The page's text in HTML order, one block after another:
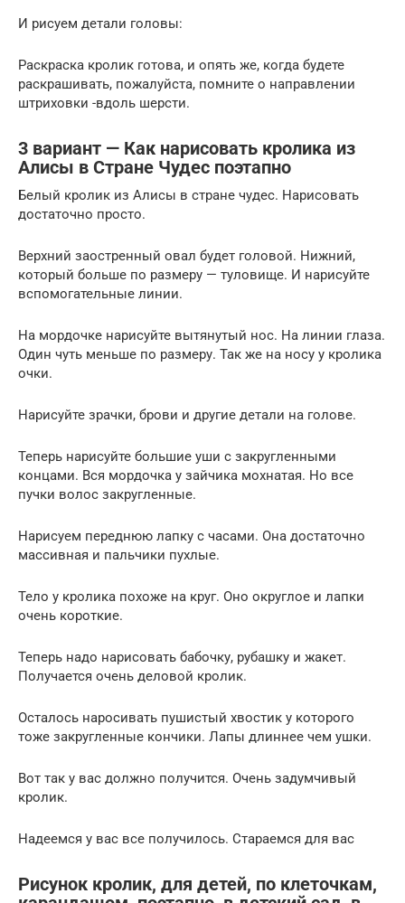
И рисуем детали головы:
Раскраска кролик готова, и опять же, когда будете
раскрашивать, пожалуйста, помните о направлении
штриховки -вдоль шерсти.
3 вариант — Как нарисовать кролика из
Алисы в Стране Чудес поэтапно
Белый кролик из Алисы в стране чудес. Нарисовать
достаточно просто.
Верхний заостренный овал будет головой. Нижний,
который больше по размеру — туловище. И нарисуйте
вспомогательные линии.
На мордочке нарисуйте вытянутый нос. На линии глаза.
Один чуть меньше по размеру. Так же на носу у кролика
очки.
Нарисуйте зрачки, брови и другие детали на голове.
Теперь нарисуйте большие уши с закругленными
концами. Вся мордочка у зайчика мохнатая. Но все
пучки волос закругленные.
Нарисуем переднюю лапку с часами. Она достаточно
массивная и пальчики пухлые.
Тело у кролика похоже на круг. Оно округлое и лапки
очень короткие.
Теперь надо нарисовать бабочку, рубашку и жакет.
Получается очень деловой кролик.
Осталось наросивать пушистый хвостик у которого
тоже закругленные кончики. Лапы длиннее чем ушки.
Вот так у вас должно получится. Очень задумчивый
кролик.
Надеемся у вас все получилось. Стараемся для вас
Рисунок кролик, для детей, по клеточкам,